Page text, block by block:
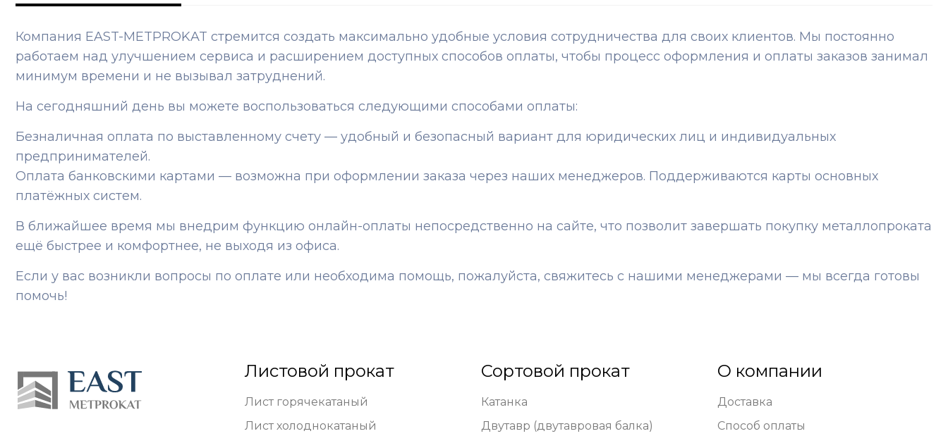
Компания EAST-METPROKAT стремится создать максимально удобные условия сотрудничества для своих клиентов. Мы постоянно
работаем над улучшением сервиса и расширением доступных способов оплаты, чтобы процесс оформления и оплаты заказов занимал
минимум времени и не вызывал затруднений.
На сегодняшний день вы можете воспользоваться следующими способами оплаты:
Безналичная оплата по выставленному счету — удобный и безопасный вариант для юридических лиц и индивидуальных
предпринимателей.
Оплата банковскими картами — возможна при оформлении заказа через наших менеджеров. Поддерживаются карты основных
платёжных систем.
В ближайшее время мы внедрим функцию онлайн-оплаты непосредственно на сайте, что позволит завершать покупку металлопроката
ещё быстрее и комфортнее, не выходя из офиса.
Если у вас возникли вопросы по оплате или необходима помощь, пожалуйста, свяжитесь с нашими менеджерами — мы всегда готовы
помочь!
Листовой прокат
Лист горячекатаный
Лист холоднокатаный
Сортовой прокат
Катанка
Двутавр (двутавровая балка)
О компании
Доставка
Способ оплаты